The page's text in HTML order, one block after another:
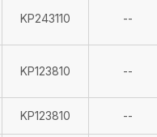
KP243110 --
KP123810 --
KP123810 --